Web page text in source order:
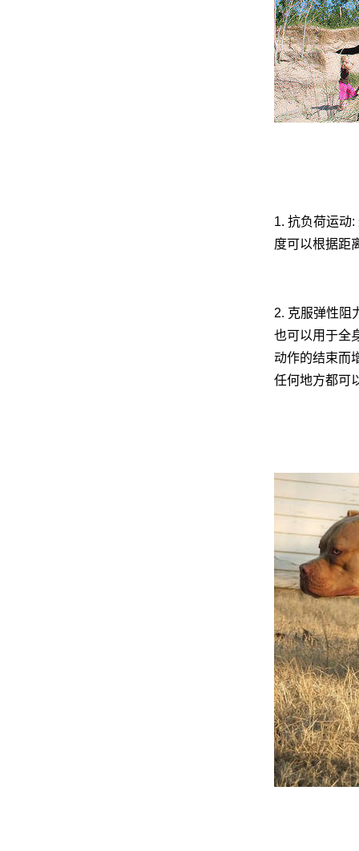
1. 抗负荷运动
度可以根据距
2. 克服弹性阻
也可以用于全
动作的结束而
任何地方都可